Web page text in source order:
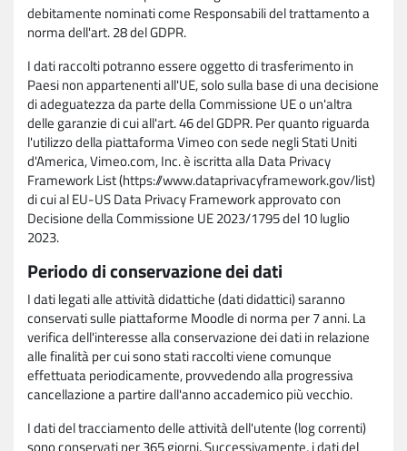
debitamente nominati come Responsabili del trattamento a
norma dell'art. 28 del GDPR.
I dati raccolti potranno essere oggetto di trasferimento in
Paesi non appartenenti all'UE, solo sulla base di una decisione
di adeguatezza da parte della Commissione UE o un'altra
delle garanzie di cui all'art. 46 del GDPR. Per quanto riguarda
l'utilizzo della piattaforma Vimeo con sede negli Stati Uniti
d'America, Vimeo.com, Inc. è iscritta alla Data Privacy
Framework List (https://www.dataprivacyframework.gov/list)
di cui al EU-US Data Privacy Framework approvato con
Decisione della Commissione UE 2023/1795 del 10 luglio
2023.
Periodo di conservazione dei dati
I dati legati alle attività didattiche (dati didattici) saranno
conservati sulle piattaforme Moodle di norma per 7 anni. La
verifica dell'interesse alla conservazione dei dati in relazione
alle finalità per cui sono stati raccolti viene comunque
effettuata periodicamente, provvedendo alla progressiva
cancellazione a partire dall'anno accademico più vecchio.
I dati del tracciamento delle attività dell'utente (log correnti)
sono conservati per 365 giorni. Successivamente, i dati del